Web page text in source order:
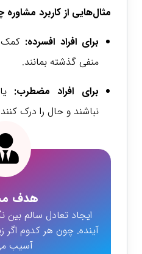
مثال‌هایی از کاربرد مشاوره
برای افراد افسرده: کمک
منفی گذشته بمانند.
برای افراد مضطرب:
نباشند و حال را درک
هدف
ایجاد تعادل سالم بین
آینده. چون هر کدوم اگر
آسیب